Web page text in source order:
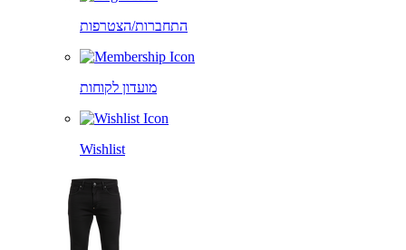
התחברות/הצטרפות
מועדון לקוחות
Wishlist